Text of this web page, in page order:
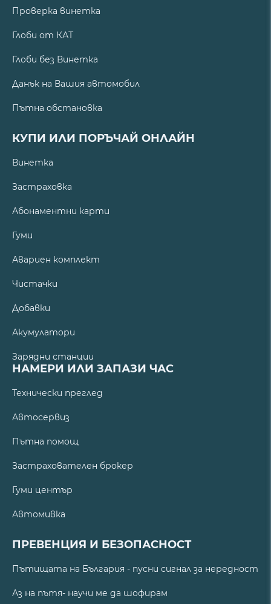
Проверка винетка
Глоби от КАТ
Глоби без Винетка
Данък на Вашия автомобил
Пътна обстановка
КУПИ ИЛИ ПОРЪЧАЙ ОНЛАЙН
Винетка
Застраховка
Абонаментни карти
Гуми
Авариен комплект
Чистачки
Добавки
Акумулатори
Зарядни станции
НАМЕРИ ИЛИ ЗАПАЗИ ЧАС
Технически преглед
Автосервиз
Пътна помощ
Застрахователен брокер
Гуми център
Автомивка
ПРЕВЕНЦИЯ И БЕЗОПАСНОСТ
Пътищата на България - пусни сигнал за нередност
Аз на пътя- научи ме да шофирам